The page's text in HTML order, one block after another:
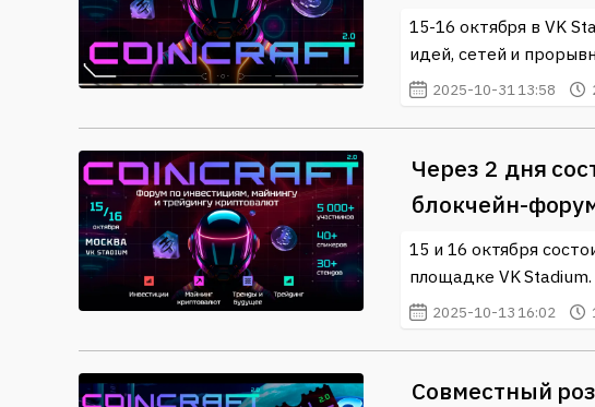
15-16 октября в VK
идей, сетей и
2025-10-31 13:58
Через 2 дня
блокчейн-
15 и 16 октября
площадке VK Stadium.
2025-10-13 16:02
Совместный